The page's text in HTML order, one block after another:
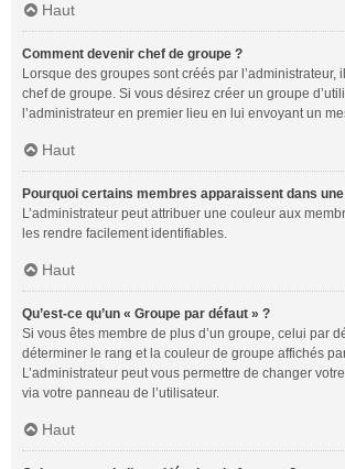
Haut
Comment devenir chef de groupe ?
Lorsque des groupes sont créés par l’administrateur,
chef de groupe. Si vous désirez créer un groupe
l’administrateur en premier lieu en lui envoyant un
Haut
Pourquoi certains membres apparaissent dans
L’administrateur peut attribuer une couleur aux
les rendre facilement identifiables.
Haut
Qu’est-ce qu’un « Groupe par défaut » ?
Si vous êtes membre de plus d’un groupe, celui par
déterminer le rang et la couleur de groupe affichés
L’administrateur peut vous permettre de changer
via votre panneau de l’utilisateur.
Haut